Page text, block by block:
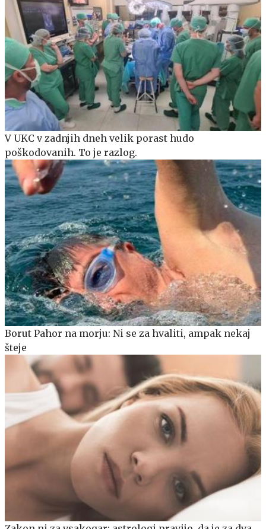
V UKC v zadnjih dneh velik porast hudo
poškodovanih. To je razlog.
Borut Pahor na morju: Ni se za hvaliti, ampak nekaj
šteje